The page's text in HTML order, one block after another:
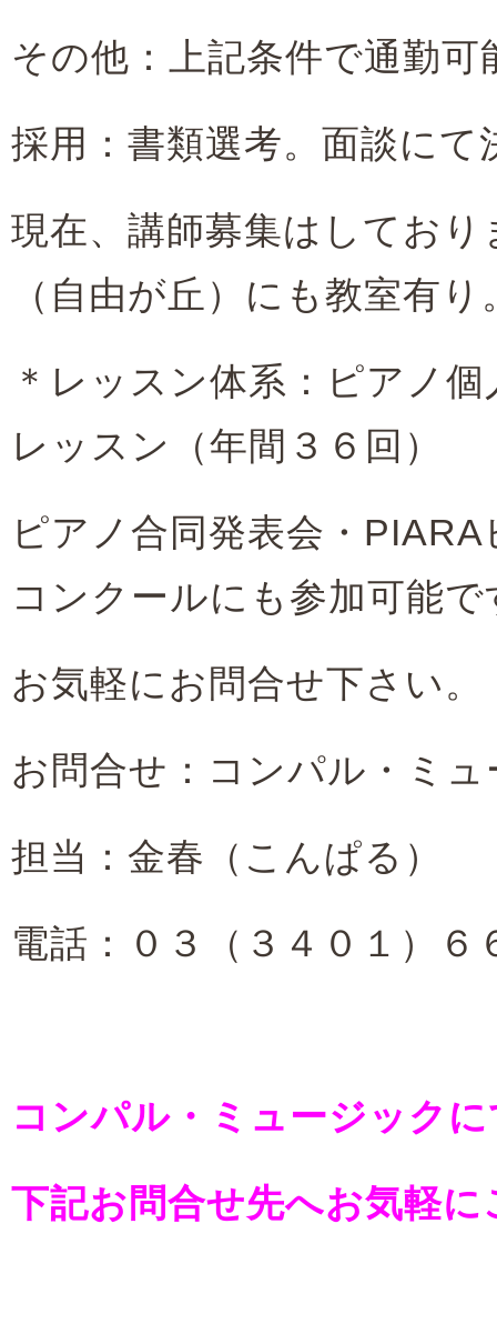
その他：上記条件で通勤可
採用：書類選考。面談にて
現在、講師募集はしてお
（自由が丘）にも教室有り
＊レッスン体系：ピアノ
レッスン（年間３６回）
ピアノ合同発表会・
コンクールにも参加可能で
お気軽にお問合せ下さい。
お問合せ：コンパル・ミ
担当：金春（こんぱる）
電話：０３（３４０１）６
コンパル・ミュージック
下記お問合せ先へお気軽